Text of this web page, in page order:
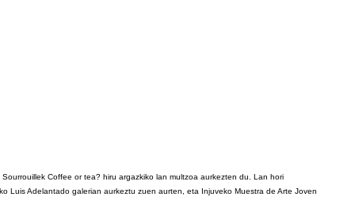
Sourrouillek Coffee or tea? hiru argazkiko lan multzoa aurkezten du. Lan hori
Luis Adelantado galerian aurkeztu zuen aurten, eta Injuveko Muestra de Arte Joven